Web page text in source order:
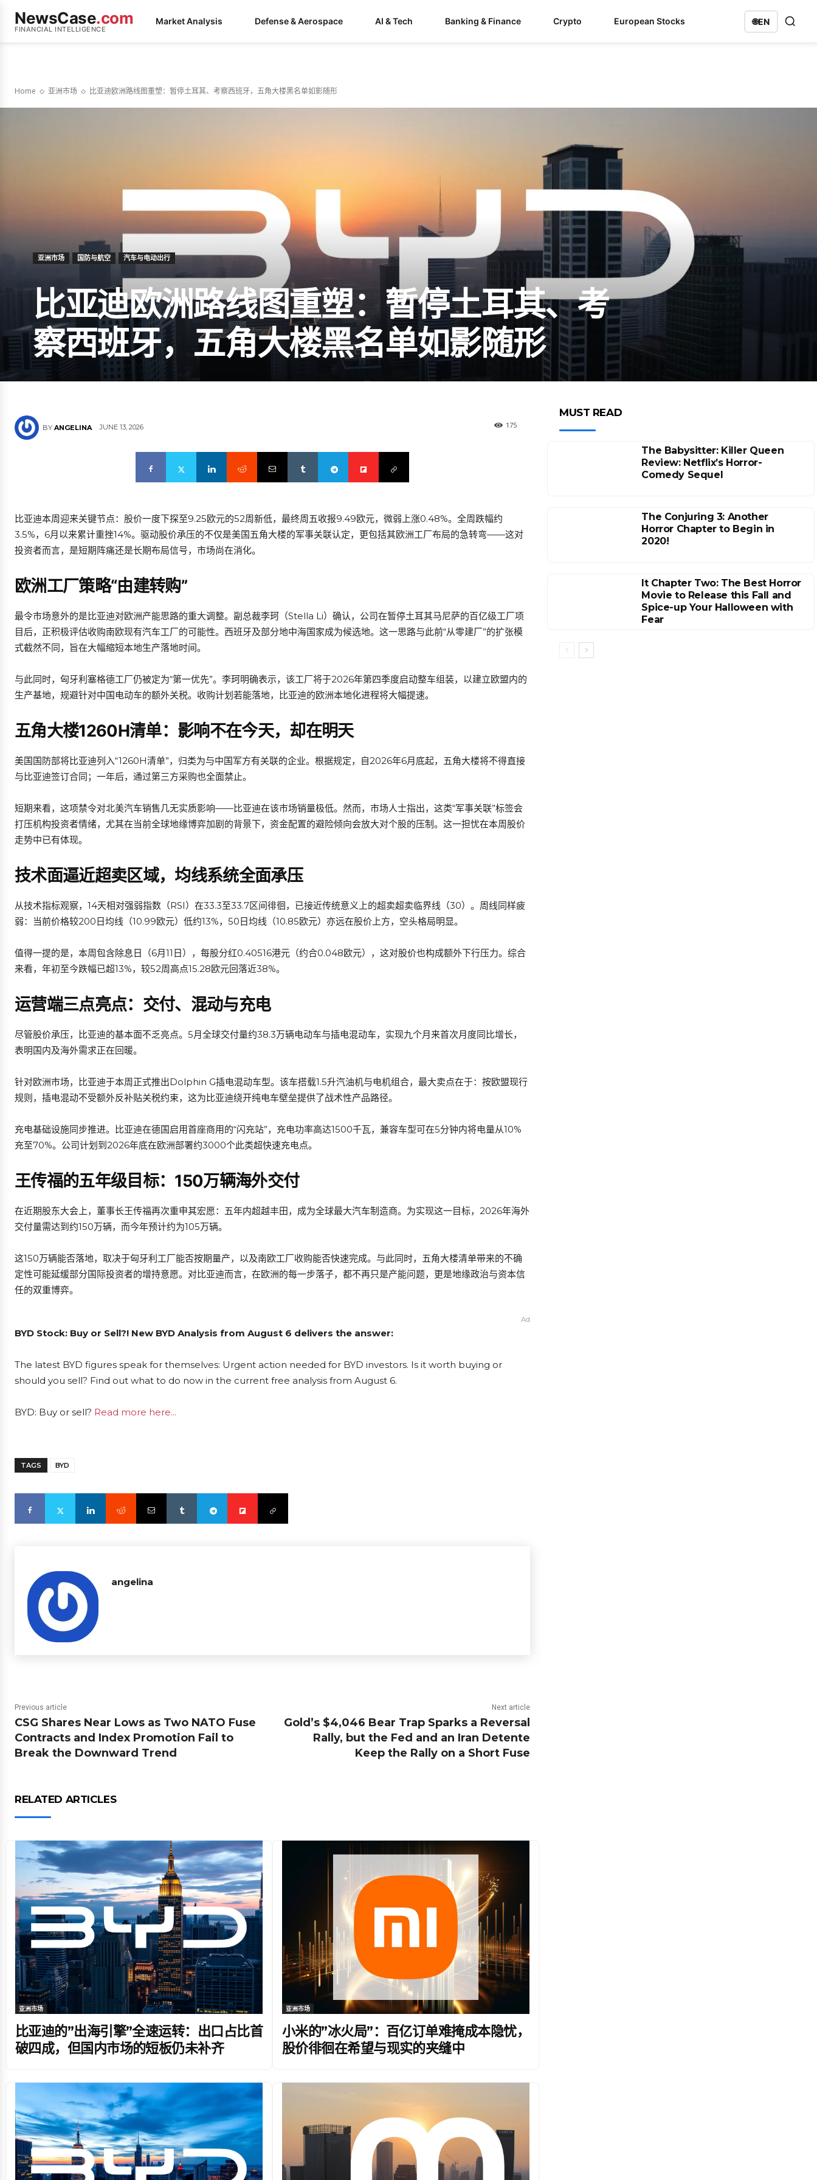
NewsCase.com
FINANCIAL INTELLIGENCE
Market Analysis Defense & Aerospace AI & Tech Banking & Finance Crypto European Stocks 🌐EN
Home 亚洲市场 比亚迪欧洲路线图重塑：暂停土耳其、考察西班牙，五角大楼黑名单如影随形
亚洲市场 国防与航空 汽车与电动出行
比亚迪欧洲路线图重塑：暂停土耳其、考
察西班牙，五角大楼黑名单如影随形
BY ANGELINA JUNE 13, 2026 175
比亚迪本周迎来关键节点：股价一度下探至9.25欧元的52周新低，最终周五收报9.49欧元，微弱上涨0.48%。全周跌幅约
3.5%，6月以来累计重挫14%。驱动股价承压的不仅是美国五角大楼的军事关联认定，更包括其欧洲工厂布局的急转弯——这对
投资者而言，是短期阵痛还是长期布局信号，市场尚在消化。
欧洲工厂策略“由建转购”
最令市场意外的是比亚迪对欧洲产能思路的重大调整。副总裁李珂（Stella Li）确认，公司在暂停土耳其马尼萨的百亿级工厂项
目后，正积极评估收购南欧现有汽车工厂的可能性。西班牙及部分地中海国家成为候选地。这一思路与此前“从零建厂”的扩张模
式截然不同，旨在大幅缩短本地生产落地时间。
与此同时，匈牙利塞格德工厂仍被定为“第一优先”。李珂明确表示，该工厂将于2026年第四季度启动整车组装，以建立欧盟内的
生产基地，规避针对中国电动车的额外关税。收购计划若能落地，比亚迪的欧洲本地化进程将大幅提速。
五角大楼1260H清单：影响不在今天，却在明天
美国国防部将比亚迪列入“1260H清单”，归类为与中国军方有关联的企业。根据规定，自2026年6月底起，五角大楼将不得直接
与比亚迪签订合同；一年后，通过第三方采购也全面禁止。
短期来看，这项禁令对北美汽车销售几无实质影响——比亚迪在该市场销量极低。然而，市场人士指出，这类“军事关联”标签会
打压机构投资者情绪，尤其在当前全球地缘博弈加剧的背景下，资金配置的避险倾向会放大对个股的压制。这一担忧在本周股价
走势中已有体现。
技术面逼近超卖区域，均线系统全面承压
从技术指标观察，14天相对强弱指数（RSI）在33.3至33.7区间徘徊，已接近传统意义上的超卖超卖临界线（30）。周线同样疲
弱：当前价格较200日均线（10.99欧元）低约13%，50日均线（10.85欧元）亦远在股价上方，空头格局明显。
值得一提的是，本周包含除息日（6月11日），每股分红0.40516港元（约合0.048欧元），这对股价也构成额外下行压力。综合
来看，年初至今跌幅已超13%，较52周高点15.28欧元回落近38%。
运营端三点亮点：交付、混动与充电
尽管股价承压，比亚迪的基本面不乏亮点。5月全球交付量约38.3万辆电动车与插电混动车，实现九个月来首次月度同比增长，
表明国内及海外需求正在回暖。
针对欧洲市场，比亚迪于本周正式推出Dolphin G插电混动车型。该车搭载1.5升汽油机与电机组合，最大卖点在于：按欧盟现行
规则，插电混动不受额外反补贴关税约束，这为比亚迪绕开纯电车壁垒提供了战术性产品路径。
充电基础设施同步推进。比亚迪在德国启用首座商用的“闪充站”，充电功率高达1500千瓦，兼容车型可在5分钟内将电量从10%
充至70%。公司计划到2026年底在欧洲部署约3000个此类超快速充电点。
王传福的五年级目标：150万辆海外交付
在近期股东大会上，董事长王传福再次重申其宏愿：五年内超越丰田，成为全球最大汽车制造商。为实现这一目标，2026年海外
交付量需达到约150万辆，而今年预计约为105万辆。
这150万辆能否落地，取决于匈牙利工厂能否按期量产，以及南欧工厂收购能否快速完成。与此同时，五角大楼清单带来的不确
定性可能延缓部分国际投资者的增持意愿。对比亚迪而言，在欧洲的每一步落子，都不再只是产能问题，更是地缘政治与资本信
任的双重博弈。
Ad
BYD Stock: Buy or Sell?! New BYD Analysis from August 6 delivers the answer:
The latest BYD figures speak for themselves: Urgent action needed for BYD investors. Is it worth buying or
should you sell? Find out what to do now in the current free analysis from August 6.
BYD: Buy or sell? Read more here...
TAGS BYD
angelina
Previous article
CSG Shares Near Lows as Two NATO Fuse
Contracts and Index Promotion Fail to
Break the Downward Trend
Next article
Gold’s $4,046 Bear Trap Sparks a Reversal
Rally, but the Fed and an Iran Detente
Keep the Rally on a Short Fuse
RELATED ARTICLES
亚洲市场
比亚迪的”出海引擎”全速运转：出口占比首
破四成，但国内市场的短板仍未补齐
亚洲市场
小米的”冰火局”：百亿订单难掩成本隐忧，
股价徘徊在希望与现实的夹缝中
MUST READ
The Babysitter: Killer Queen
Review: Netflix’s Horror-
Comedy Sequel
The Conjuring 3: Another
Horror Chapter to Begin in
2020!
It Chapter Two: The Best Horror
Movie to Release this Fall and
Spice-up Your Halloween with
Fear